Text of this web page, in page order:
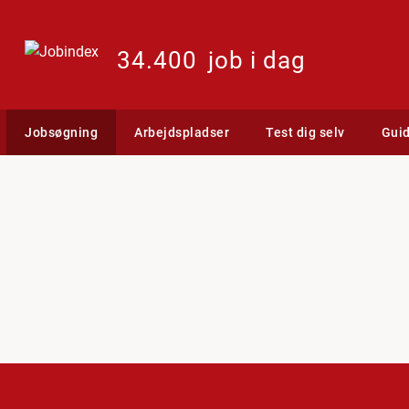
34.400 job i dag
Jobsøgning Arbejdspladser Test dig selv